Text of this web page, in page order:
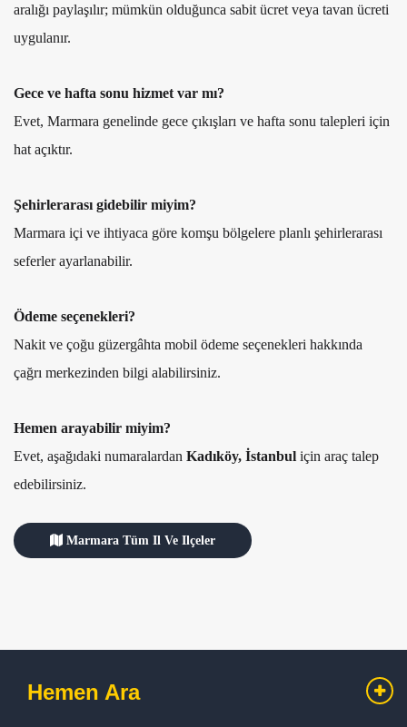
aralığı paylaşılır; mümkün olduğunca sabit ücret veya tavan ücreti
uygulanır.
Gece ve hafta sonu hizmet var mı?
Evet, Marmara genelinde gece çıkışları ve hafta sonu talepleri için
hat açıktır.
Şehirlerarası gidebilir miyim?
Marmara içi ve ihtiyaca göre komşu bölgelere planlı şehirlerarası
seferler ayarlanabilir.
Ödeme seçenekleri?
Nakit ve çoğu güzergâhta mobil ödeme seçenekleri hakkında
çağrı merkezinden bilgi alabilirsiniz.
Hemen arayabilir miyim?
Evet, aşağıdaki numaralardan Kadıköy, İstanbul için araç talep
edebilirsiniz.
Marmara Tüm Il Ve Ilçeler
Hemen Ara